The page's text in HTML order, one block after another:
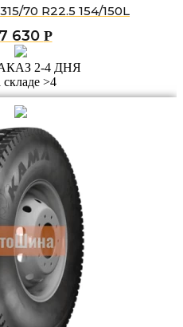
70 R22.5 154/150L
630 Р
2-4 ДНЯ
>4